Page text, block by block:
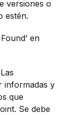
versiones o
estén.
en
informadas y
que
Se debe